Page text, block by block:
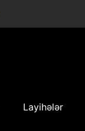
Layihələr